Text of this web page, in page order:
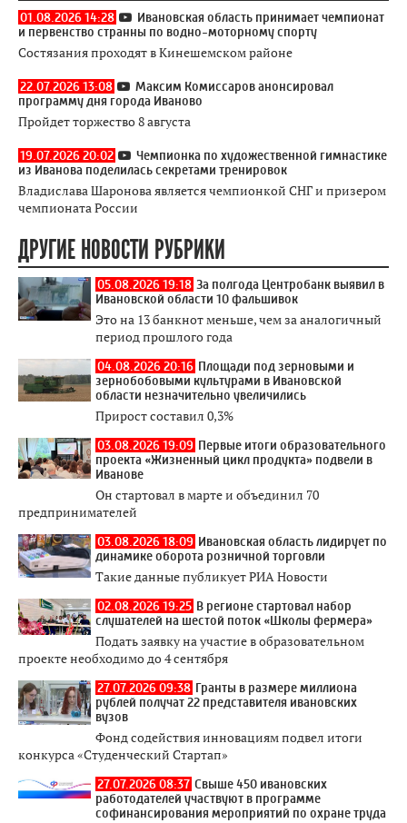
01.08.2026 14:28
Ивановская область принимает чемпионат
и первенство странны по водно-моторному спорту
Состязания проходят в Кинешемском районе
22.07.2026 13:08
Максим Комиссаров анонсировал
программу дня города Иваново
Пройдет торжество 8 августа
19.07.2026 20:02
Чемпионка по художественной гимнастике
из Иванова поделилась секретами тренировок
Владислава Шаронова является чемпионкой СНГ и призером
чемпионата России
ДРУГИЕ НОВОСТИ РУБРИКИ
05.08.2026 19:18 За полгода Центробанк выявил в
Ивановской области 10 фальшивок
Это на 13 банкнот меньше, чем за аналогичный
период прошлого года
04.08.2026 20:16 Площади под зерновыми и
зернобобовыми культурами в Ивановской
области незначительно увеличились
Прирост составил 0,3%
03.08.2026 19:09 Первые итоги образовательного
проекта «Жизненный цикл продукта» подвели в
Иванове
Он стартовал в марте и объединил 70
предпринимателей
03.08.2026 18:09 Ивановская область лидирует по
динамике оборота розничной торговли
Такие данные публикует РИА Новости
02.08.2026 19:25 В регионе стартовал набор
слушателей на шестой поток «Школы фермера»
Подать заявку на участие в образовательном
проекте необходимо до 4 сентября
27.07.2026 09:38 Гранты в размере миллиона
рублей получат 22 представителя ивановских
вузов
Фонд содействия инновациям подвел итоги
конкурса «Студенческий Стартап»
27.07.2026 08:37 Свыше 450 ивановских
работодателей участвуют в программе
софинансирования мероприятий по охране труда